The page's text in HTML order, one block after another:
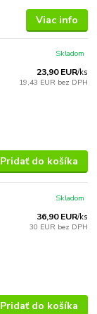
Viac info
23,90 EUR/ks
19,43 EUR bez DPH
Skladom
Pridať do košíka
36,90 EUR/ks
30 EUR bez DPH
Skladom
Pridať do košíka